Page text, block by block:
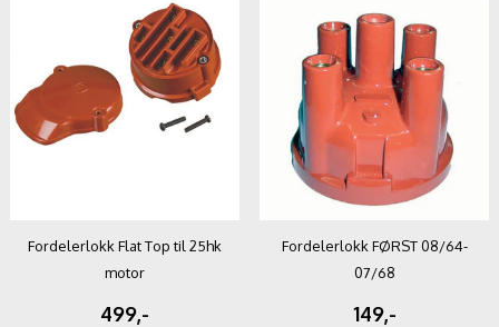
Fordelerlokk Flat Top til 25hk
motor
499,-
Fordelerlokk FØRST 08/64-
07/68
149,-